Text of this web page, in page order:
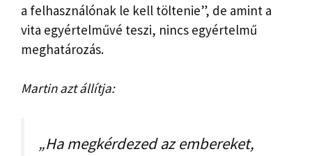
a felhasználónak le kell töltenie”, de amint a
vita egyértelművé teszi, nincs egyértelmű
meghatározás.
Martin azt állítja:
„Ha megkérdezed az embereket,